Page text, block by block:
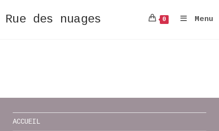
Rue des nuages 0 Menu
ACCUEIL